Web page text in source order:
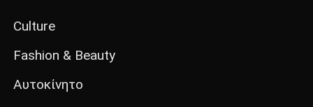
Culture
Fashion & Beauty
Αυτοκίνητο